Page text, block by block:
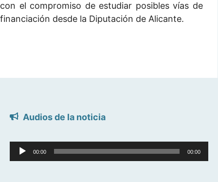
con el compromiso de estudiar posibles vías de
financiación desde la Diputación de Alicante.
Audios de la noticia
Reproductor
de
00:00 00:00